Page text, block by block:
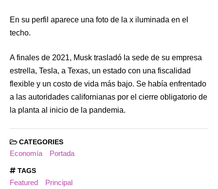
En su perfil aparece una foto de la x iluminada en el
techo.
A finales de 2021, Musk trasladó la sede de su empresa
estrella, Tesla, a Texas, un estado con una fiscalidad
flexible y un costo de vida más bajo. Se había enfrentado
a las autoridades californianas por el cierre obligatorio de
la planta al inicio de la pandemia.
CATEGORIES
Economía Portada
TAGS
Featured Principal